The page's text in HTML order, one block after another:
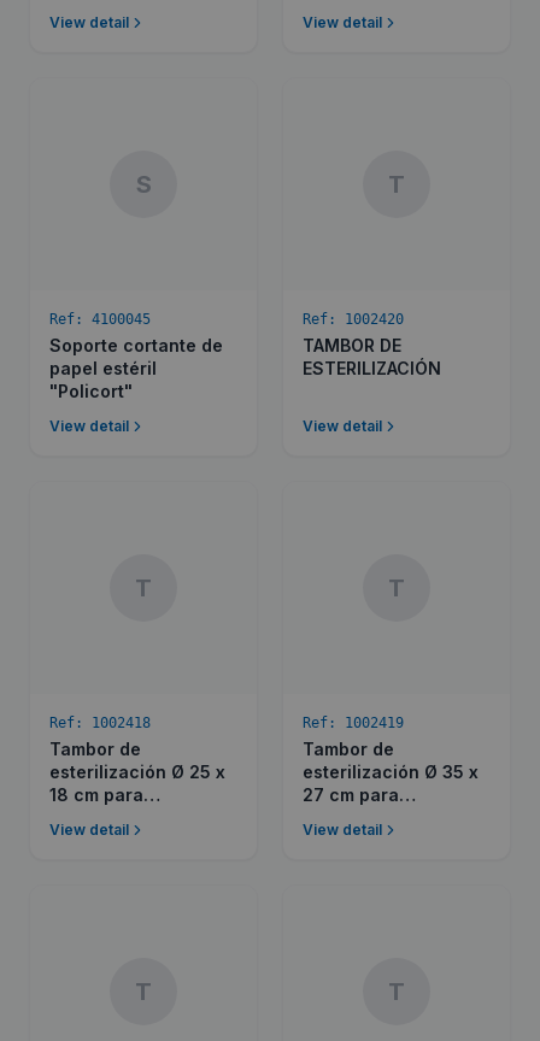
View detail View detail
S
Ref: 4100045
Soporte cortante de
papel estéril
"Policort"
View detail
T
Ref: 1002420
TAMBOR DE
ESTERILIZACIÓN
View detail
T
Ref: 1002418
Tambor de
esterilización Ø 25 x
18 cm para
View detail
T
Ref: 1002419
Tambor de
esterilización Ø 35 x
27 cm para
View detail
T T